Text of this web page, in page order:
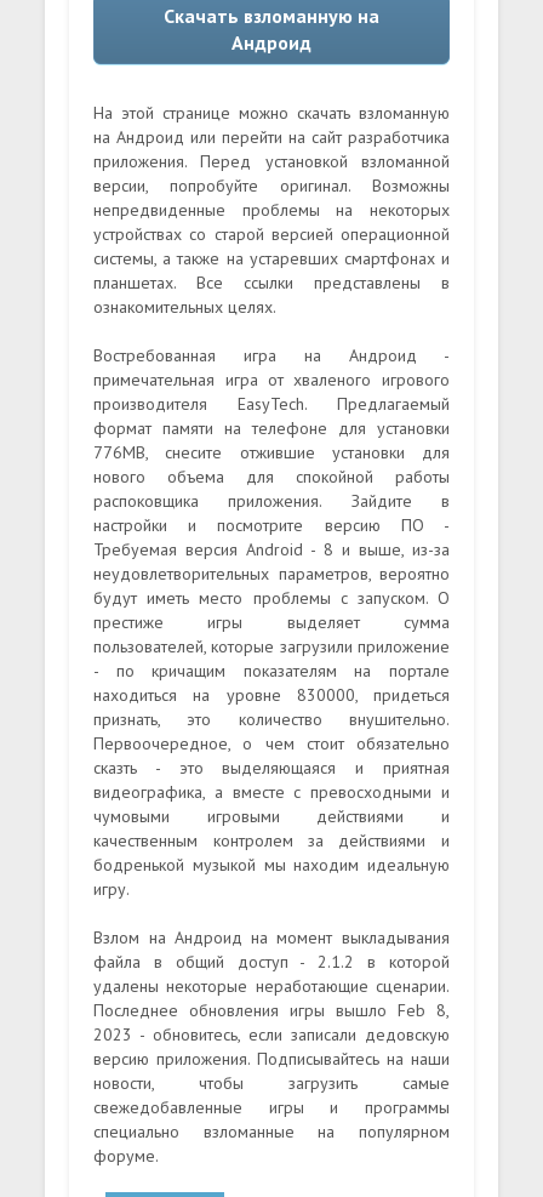
Скачать взломанную на
Андроид
На этой странице можно скачать взломанную
на Андроид или перейти на сайт разработчика
приложения. Перед установкой взломанной
версии, попробуйте оригинал. Возможны
непредвиденные проблемы на некоторых
устройствах со старой версией операционной
системы, а также на устаревших смартфонах и
планшетах. Все ссылки представлены в
ознакомительных целях.
Востребованная игра на Андроид -
примечательная игра от хваленого игрового
производителя EasyTech. Предлагаемый
формат памяти на телефоне для установки
776MB, снесите отжившие установки для
нового объема для спокойной работы
распоковщика приложения. Зайдите в
настройки и посмотрите версию ПО -
Требуемая версия Android - 8 и выше, из-за
неудовлетворительных параметров, вероятно
будут иметь место проблемы с запуском. О
престиже игры выделяет сумма
пользователей, которые загрузили приложение
- по кричащим показателям на портале
находиться на уровне 830000, придеться
признать, это количество внушительно.
Первоочередное, о чем стоит обязательно
сказть - это выделяющаяся и приятная
видеографика, а вместе с превосходными и
чумовыми игровыми действиями и
качественным контролем за действиями и
бодренькой музыкой мы находим идеальную
игру.
Взлом на Андроид на момент выкладывания
файла в общий доступ - 2.1.2 в которой
удалены некоторые неработающие сценарии.
Последнее обновления игры вышло Feb 8,
2023 - обновитесь, если записали дедовскую
версию приложения. Подписывайтесь на наши
новости, чтобы загрузить самые
свежедобавленные игры и программы
специально взломанные на популярном
форуме.